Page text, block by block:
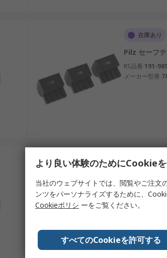
在庫あり
Pilz セーフ
RS品番 191-
メーカー型番
在庫あり
Pilz セーフテ
RS品番
191-
メーカー型番
より良い体験のためにCookie
当社のウェブサイトでは、閲覧やご注文
ンツをパーソナライズするために、
Cookieポリシ ーをご覧ください。
すべてのCookieを許可する